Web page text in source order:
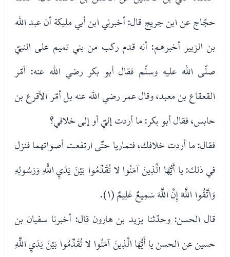
حجّاج عن ابن جريج قال: أخبرني ابن أبي مليكة أن عبد الله
بن الزبير أخبرهم: أنه قدم ركب من بني تميم على النبيّ
صلّى الله عليه وسلّم فقال أبو بكر رضي الله عنه: أمّر
القعقاع بن معبد، وقال عمر رضي الله عنه بل أمّر الأقرع بن
حابس، فقال أبو بكر: ما أردت إليّ أو إلى خلافي؟
فقال: ما أردت خلافك، فتماريا حتّى ارتفعت أصواتهما فنزل
في ذلك: يا أَيُّهَا الَّذِينَ آمَنُوا لا تُقَدِّمُوا بَيْنَ يَدَيِ اللَّهِ وَرَسُولِهِ
وَاتَّقُوا اللَّهَ إِنَّ اللَّهَ سَمِيعٌ عَلِيمٌ (١).
قال الحسن: وحدّثنا يزيد بن هارون قال: أخبرنا سفيان بن
حسين عن الحسن يا أَيُّهَا الَّذِينَ آمَنُوا لا تُقَدِّمُوا بَيْنَ يَدَيِ اللَّهِ